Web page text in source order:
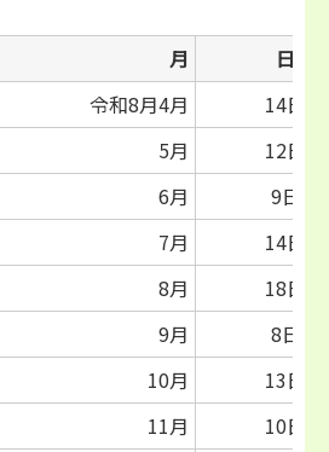
月
日
令和8月4月
14日
5月
12日
6月
9日
7月
14日
8月
18日
9月
8日
10月
13日
11月
10日